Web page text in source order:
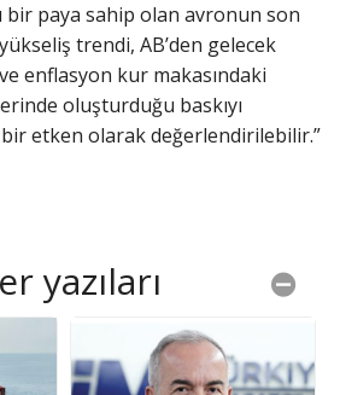
bir paya sahip olan avronun son
trendi, AB’den gelecek
enflasyon kur makasındaki
oluşturduğu baskıyı
etken olarak değerlendirilebilir.”
yazıları